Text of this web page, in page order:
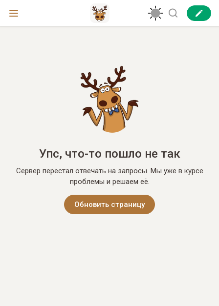
Упс, что-то пошло не так
Сервер перестал отвечать на запросы. Мы уже в курсе
проблемы и решаем её.
Обновить страницу